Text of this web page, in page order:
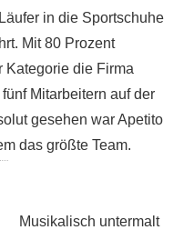
in die Sportschuhe
Mit 80 Prozent
Kategorie die Firma
Mitarbeitern auf der
gesehen war Apetito
das größte Team.
Musikalisch untermalt